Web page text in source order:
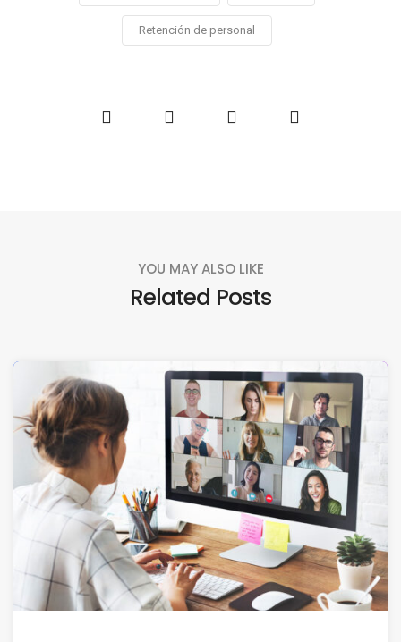
Retención de personal
YOU MAY ALSO LIKE
Related Posts